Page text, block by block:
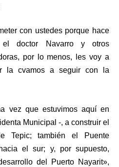
con ustedes porque hace
doctor Navarro y otros
por lo menos, les voy a
la cvamos a seguir con la
vez que estuvimos aquí en
Municipal -, a construir el
Tepic; también el Puente
el sur; y, por supuesto,
del Puerto Nayarit»,